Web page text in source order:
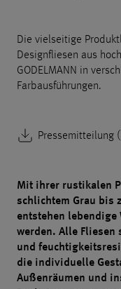
Die vielseitige
Designfliesen aus
GODELMANN in
Farbausführungen.
Pressemitteilung
Mit ihrer rustikalen
schlichtem Grau bis
entstehen
werden. Alle
und
die individuelle
Außenräumen und